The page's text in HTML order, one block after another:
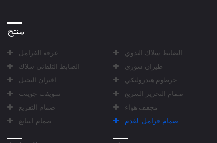
منتج
غرفة الفرامل
الضابط سلاك اليدوي
الضابط التلقائي سلاك
طيران سوزي
اقتران النخيل
خرطوم هيدروليكي
سويفت جوينت
صمام التحرير السريع
صمام التفريغ
مجفف هواء
صمام التتابع
صمام فرامل القدم